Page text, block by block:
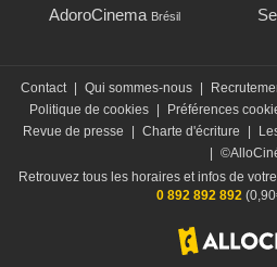
AdoroCinema Brésil
Contact Qui sommes-nous
Politique de cookies
Préférences
Revue de presse
Charte d'écriture
Retrouvez tous les horaires et infos de
0 892 892 892